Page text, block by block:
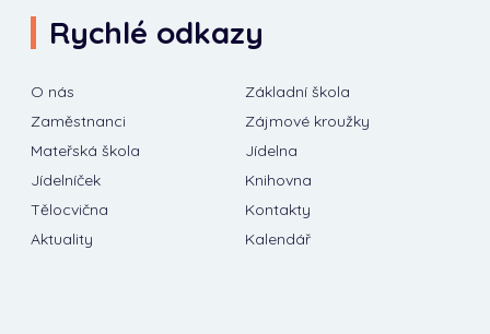
Rychlé odkazy
O nás
Základní škola
Zaměstnanci
Zájmové kroužky
Mateřská škola
Jídelna
Jídelníček
Knihovna
Tělocvična
Kontakty
Aktuality
Kalendář